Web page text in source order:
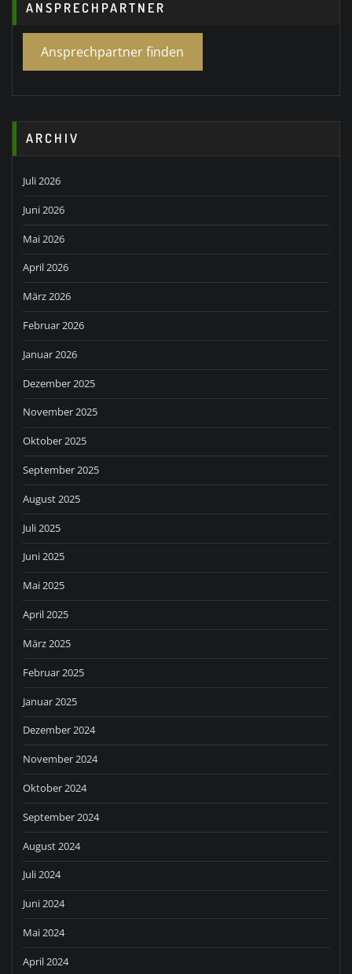
ANSPRECHPARTNER
Ansprechpartner finden
ARCHIV
Juli 2026
Juni 2026
Mai 2026
April 2026
März 2026
Februar 2026
Januar 2026
Dezember 2025
November 2025
Oktober 2025
September 2025
August 2025
Juli 2025
Juni 2025
Mai 2025
April 2025
März 2025
Februar 2025
Januar 2025
Dezember 2024
November 2024
Oktober 2024
September 2024
August 2024
Juli 2024
Juni 2024
Mai 2024
April 2024